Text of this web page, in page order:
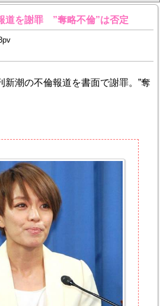
道を謝罪 ”奪略不倫”は否定
新潮の不倫報道を書面で謝罪。”奪